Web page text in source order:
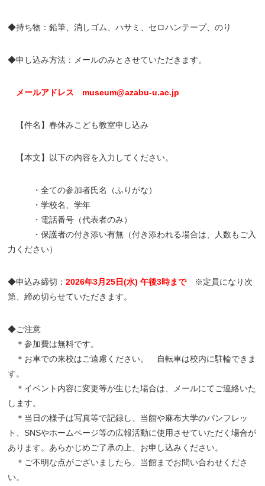
◆持ち物：鉛筆、消しゴム、ハサミ、セロハンテープ、のり
◆申し込み方法：メールのみとさせていただきます。
メールアドレス museum@azabu-u.ac.jp
【件名】春休みこども教室申し込み
【本文】以下の内容を入力してください。
・全ての参加者氏名（ふりがな）
・学校名、学年
・電話番号（代表者のみ）
・保護者の付き添い有無（付き添われる場合は、人数もご入
力ください）
◆申込み締切：2026年3月25日(水) 午後3時まで※定員になり次
第、締め切らせていただきます。
◆ご注意
＊参加費は無料です。
＊お車での来校はご遠慮ください。 自転車は校内に駐輪できま
す。
＊イベント内容に変更等が生じた場合は、メールにてご連絡いた
します。
＊当日の様子は写真等で記録し、当館や麻布大学のパンフレッ
ト、SNSやホームページ等の広報活動に使用させていただく場合が
あります。あらかじめご了承の上、お申し込みください。
＊ご不明な点がございましたら、当館までお問い合わせくださ
い。